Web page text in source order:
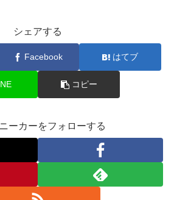
シェアする
Facebook はてブ
コピー
ーカーをフォローする